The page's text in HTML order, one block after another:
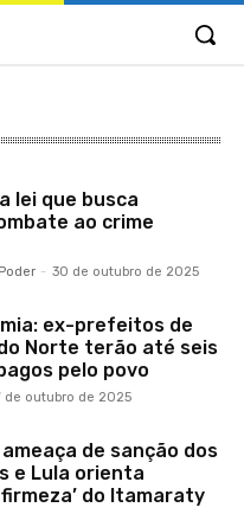
lei que busca
ao crime
- 30 de outubro de 2025
ex-prefeitos de
Norte terão até seis
pelo povo
de outubro de 2025
de sanção dos
e Lula orienta
do Itamaraty